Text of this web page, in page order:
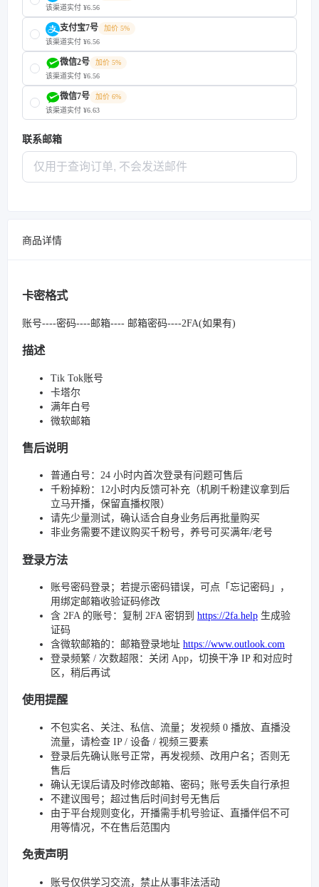
该渠道实付 ¥6.56
支付宝7号
加价 5%
该渠道实付 ¥6.56
微信2号
加价 5%
该渠道实付 ¥6.56
微信7号
加价 6%
该渠道实付 ¥6.63
联系邮箱
商品详情
卡密格式
账号----密码----邮箱---- 邮箱密码----2FA(如果有)
描述
Tik Tok账号
卡塔尔
满年白号
微软邮箱
售后说明
普通白号：24 小时内首次登录有问题可售后
千粉掉粉：12小时内反馈可补充（机刷千粉建议拿到后
立马开播，保留直播权限）
请先少量测试，确认适合自身业务后再批量购买
非业务需要不建议购买千粉号，养号可买满年/老号
登录方法
账号密码登录；若提示密码错误，可点「忘记密码」，
用绑定邮箱收验证码修改
含 2FA 的账号：复制 2FA 密钥到 https://2fa.help 生成验
证码
含微软邮箱的：邮箱登录地址 https://www.outlook.com
登录频繁 / 次数超限：关闭 App，切换干净 IP 和对应时
区，稍后再试
使用提醒
不包实名、关注、私信、流量；发视频 0 播放、直播没
流量，请检查 IP / 设备 / 视频三要素
登录后先确认账号正常，再发视频、改用户名；否则无
售后
确认无误后请及时修改邮箱、密码；账号丢失自行承担
不建议囤号；超过售后时间封号无售后
由于平台规则变化，开播需手机号验证、直播伴侣不可
用等情况，不在售后范围内
免责声明
账号仅供学习交流，禁止从事非法活动